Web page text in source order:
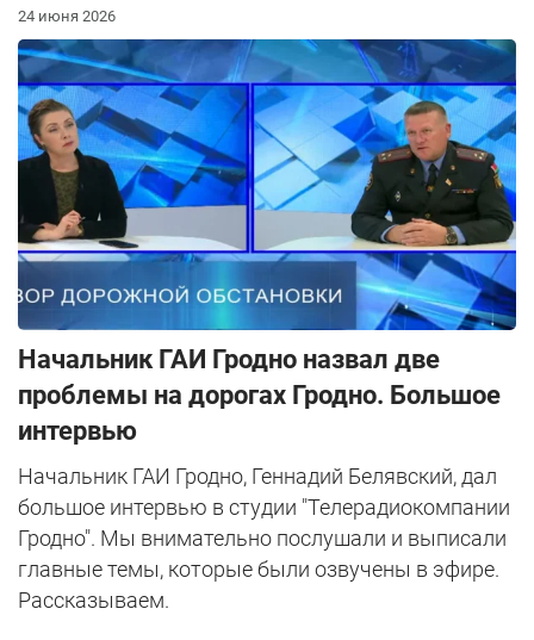
24 июня 2026
Начальник ГАИ Гродно назвал две
проблемы на дорогах Гродно. Большое
интервью
Начальник ГАИ Гродно, Геннадий Белявский, дал
большое интервью в студии "Телерадиокомпании
Гродно". Мы внимательно послушали и выписали
главные темы, которые были озвучены в эфире.
Рассказываем.